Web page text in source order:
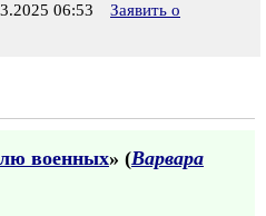
06:53
Заявить о
военных» (Варвара